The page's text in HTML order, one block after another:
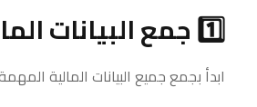
1️⃣ جمع البيانات المالية
ابدأ بجمع جميع البيانات المالية